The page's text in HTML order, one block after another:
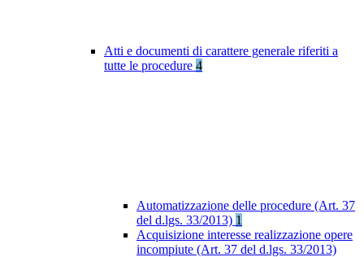
Atti e documenti di carattere generale riferiti a
tutte le procedure 4
Automatizzazione delle procedure (Art. 37
del d.lgs. 33/2013) 1
Acquisizione interesse realizzazione opere
incompiute (Art. 37 del d.lgs. 33/2013)